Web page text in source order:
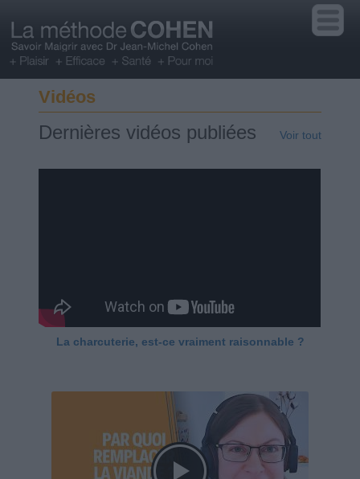
Vidéos
Dernières vidéos publiées Voir tout
La charcuterie, est-ce vraiment raisonnable ?